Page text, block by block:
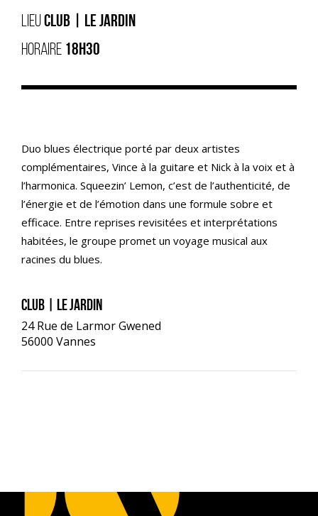
LIEUCLUB | LE JARDIN
HORAIRE 18H30
Duo blues électrique porté par deux artistes
complémentaires, Vince à la guitare et Nick à la voix et à
l’harmonica. Squeezin’ Lemon, c’est de l’authenticité, de
l’énergie et de l’émotion dans une formule sobre et
efficace. Entre reprises revisitées et interprétations
habitées, le groupe promet un voyage musical aux
racines du blues.
Club | Le jardin
24 Rue de Larmor Gwened
56000 Vannes